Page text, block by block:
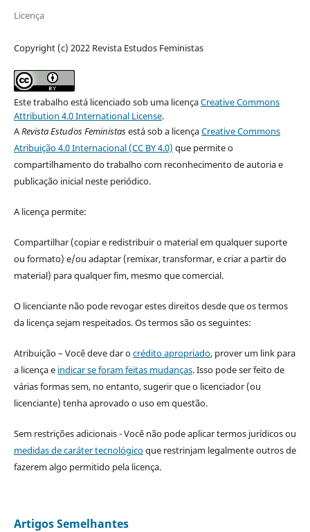
Licença
Copyright (c) 2022 Revista Estudos Feministas
Este trabalho está licenciado sob uma licençaCreative Commons
Attribution 4.0 International License.
ARevista Estudos Feministasestá sob a licençaCreative Commons
Atribuição 4.0 Internacional (CC BY 4.0) que permite o
compartilhamento do trabalho com reconhecimento de autoria e
publicação inicial neste periódico.
A licença permite:
Compartilhar (copiar e redistribuir o material em qualquer suporte
ou formato) e/ou adaptar (remixar, transformar, e criar a partir do
material) para qualquer fim, mesmo que comercial.
O licenciante não pode revogar estes direitos desde que os termos
da licença sejam respeitados. Os termos são os seguintes:
Atribuição – Você deve dar ocrédito apropriado, prover um link para
a licença e indicar se foram feitas mudanças. Isso pode ser feito de
várias formas sem, no entanto, sugerir que o licenciador (ou
licenciante) tenha aprovado o uso em questão.
Sem restrições adicionais - Você não pode aplicar termos jurídicos ou
medidas de caráter tecnológicoque restrinjam legalmente outros de
fazerem algo permitido pela licença.
Artigos Semelhantes